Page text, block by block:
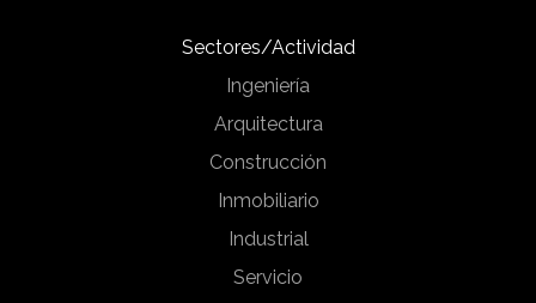
Sectores/Actividad
Ingeniería
Arquitectura
Construcción
Inmobiliario
Industrial
Servicio